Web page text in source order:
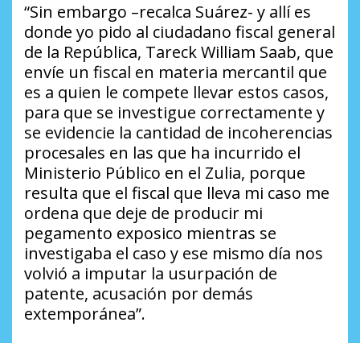
“Sin embargo –recalca Suárez- y allí es
donde yo pido al ciudadano fiscal general
de la República, Tareck William Saab, que
envíe un fiscal en materia mercantil que
es a quien le compete llevar estos casos,
para que se investigue correctamente y
se evidencie la cantidad de incoherencias
procesales en las que ha incurrido el
Ministerio Público en el Zulia, porque
resulta que el fiscal que lleva mi caso me
ordena que deje de producir mi
pegamento exposico mientras se
investigaba el caso y ese mismo día nos
volvió a imputar la usurpación de
patente, acusación por demás
extemporánea”.